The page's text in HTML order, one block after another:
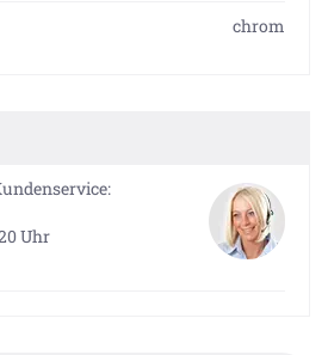
chrom
Uhr